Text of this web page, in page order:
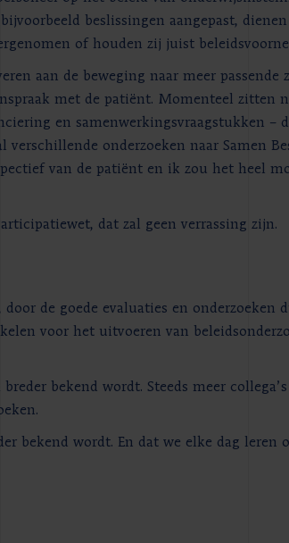
beslissingen aangepast, dienen
of houden zij juist
aan de beweging naar meer passende
met de patiënt. Momenteel zitten
en samenwerkingsvraagstukken –
verschillende onderzoeken naar Samen
van de patiënt en ik zou het heel
dat zal geen verrassing zijn.
de goede evaluaties en onderzoeken
voor het uitvoeren van
bekend wordt. Steeds meer
bekend wordt. En dat we elke dag leren